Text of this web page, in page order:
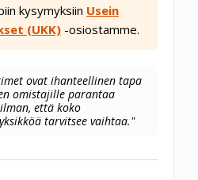
kysymyksiin Usein
(UKK) -osiostamme.
ovat ihanteellinen tapa
omistajille parantaa
että koko
tarvitsee vaihtaa."